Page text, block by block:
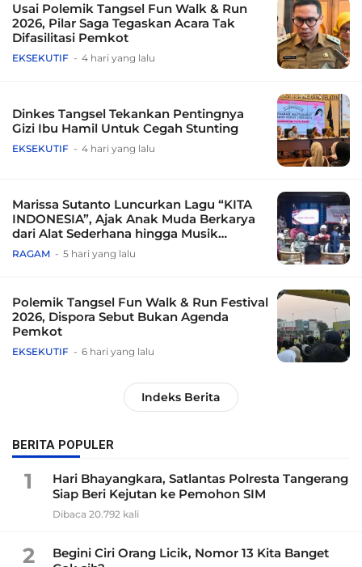
Usai Polemik Tangsel Fun Walk & Run
2026, Pilar Saga Tegaskan Acara Tak
Difasilitasi Pemkot
EKSEKUTIF 4 hari yang lalu
Dinkes Tangsel Tekankan Pentingnya
Gizi Ibu Hamil Untuk Cegah Stunting
EKSEKUTIF 4 hari yang lalu
Marissa Sutanto Luncurkan Lagu “KITA
INDONESIA”, Ajak Anak Muda Berkarya
dari Alat Sederhana hingga Musik
Tradisional
RAGAM 5 hari yang lalu
Polemik Tangsel Fun Walk & Run Festival
2026, Dispora Sebut Bukan Agenda
Pemkot
EKSEKUTIF 6 hari yang lalu
Indeks Berita
BERITA POPULER
1
Hari Bhayangkara, Satlantas Polresta Tangerang
Siap Beri Kejutan ke Pemohon SIM
Dibaca 20.792 kali
2
Begini Ciri Orang Licik, Nomor 13 Kita Banget